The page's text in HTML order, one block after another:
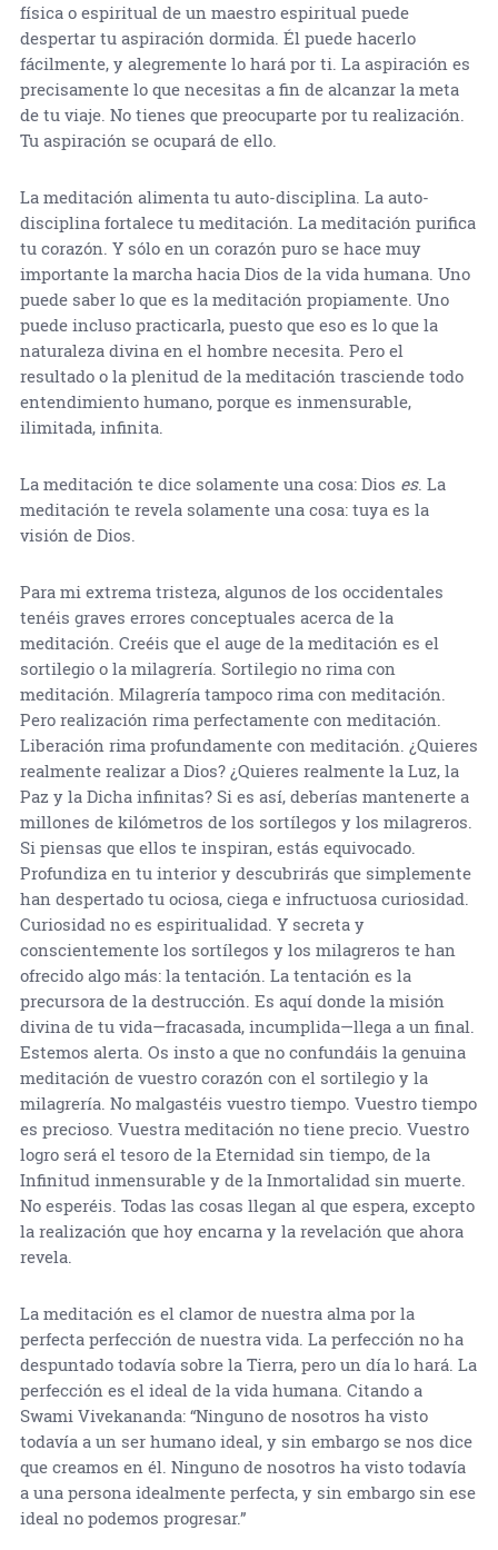
física o espiritual de un maestro espiritual puede
despertar tu aspiración dormida. Él puede hacerlo
fácilmente, y alegremente lo hará por ti. La aspiración es
precisamente lo que necesitas a fin de alcanzar la meta
de tu viaje. No tienes que preocuparte por tu realización.
Tu aspiración se ocupará de ello.
La meditación alimenta tu auto-disciplina. La auto-
disciplina fortalece tu meditación. La meditación purifica
tu corazón. Y sólo en un corazón puro se hace muy
importante la marcha hacia Dios de la vida humana. Uno
puede saber lo que es la meditación propiamente. Uno
puede incluso practicarla, puesto que eso es lo que la
naturaleza divina en el hombre necesita. Pero el
resultado o la plenitud de la meditación trasciende todo
entendimiento humano, porque es inmensurable,
ilimitada, infinita.
La meditación te dice solamente una cosa: Dios es. La
meditación te revela solamente una cosa: tuya es la
visión de Dios.
Para mi extrema tristeza, algunos de los occidentales
tenéis graves errores conceptuales acerca de la
meditación. Creéis que el auge de la meditación es el
sortilegio o la milagrería. Sortilegio no rima con
meditación. Milagrería tampoco rima con meditación.
Pero realización rima perfectamente con meditación.
Liberación rima profundamente con meditación. ¿Quieres
realmente realizar a Dios? ¿Quieres realmente la Luz, la
Paz y la Dicha infinitas? Si es así, deberías mantenerte a
millones de kilómetros de los sortílegos y los milagreros.
Si piensas que ellos te inspiran, estás equivocado.
Profundiza en tu interior y descubrirás que simplemente
han despertado tu ociosa, ciega e infructuosa curiosidad.
Curiosidad no es espiritualidad. Y secreta y
conscientemente los sortílegos y los milagreros te han
ofrecido algo más: la tentación. La tentación es la
precursora de la destrucción. Es aquí donde la misión
divina de tu vida—fracasada, incumplida—llega a un final.
Estemos alerta. Os insto a que no confundáis la genuina
meditación de vuestro corazón con el sortilegio y la
milagrería. No malgastéis vuestro tiempo. Vuestro tiempo
es precioso. Vuestra meditación no tiene precio. Vuestro
logro será el tesoro de la Eternidad sin tiempo, de la
Infinitud inmensurable y de la Inmortalidad sin muerte.
No esperéis. Todas las cosas llegan al que espera, excepto
la realización que hoy encarna y la revelación que ahora
revela.
La meditación es el clamor de nuestra alma por la
perfecta perfección de nuestra vida. La perfección no ha
despuntado todavía sobre la Tierra, pero un día lo hará. La
perfección es el ideal de la vida humana. Citando a
Swami Vivekananda: “Ninguno de nosotros ha visto
todavía a un ser humano ideal, y sin embargo se nos dice
que creamos en él. Ninguno de nosotros ha visto todavía
a una persona idealmente perfecta, y sin embargo sin ese
ideal no podemos progresar.”